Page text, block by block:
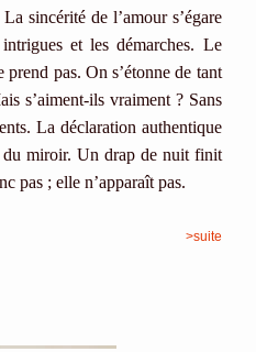
sincérité de l’amour s’égare
et les démarches. Le
pas. On s’étonne de tant
s’aiment-ils vraiment ? Sans
La déclaration authentique
du miroir. Un drap de nuit finit
pas ; elle n’apparaît pas.
>suite